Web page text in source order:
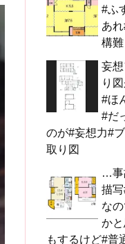
#ふ
あ
構
妄
り
#ほ
#だ
のが#妄想力#
取り図
…事
描
な
か
もするけど#普